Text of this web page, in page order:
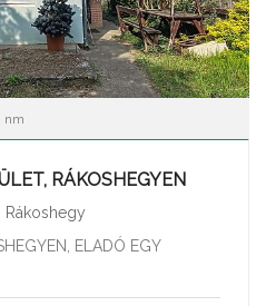
nm
RÁKOSHEGYEN
Rákoshegy
ELADÓ EGY